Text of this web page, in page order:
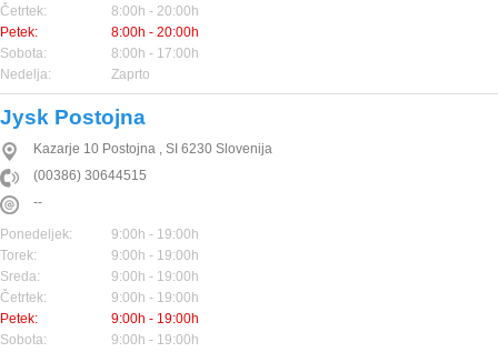
Četrtek:
8:00h - 20:00h
Petek:
8:00h - 20:00h
Sobota:
8:00h - 17:00h
Nedelja:
Zaprto
Jysk Postojna
Kazarje 10 Postojna , SI 6230 Slovenija
(00386) 30644515
--
Ponedeljek:
9:00h - 19:00h
Torek:
9:00h - 19:00h
Sreda:
9:00h - 19:00h
Četrtek:
9:00h - 19:00h
Petek:
9:00h - 19:00h
Sobota:
9:00h - 19:00h